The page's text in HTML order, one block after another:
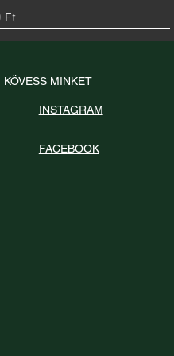
Ft
KÖVESS MINKET
INSTAGRAM
FACEBOOK